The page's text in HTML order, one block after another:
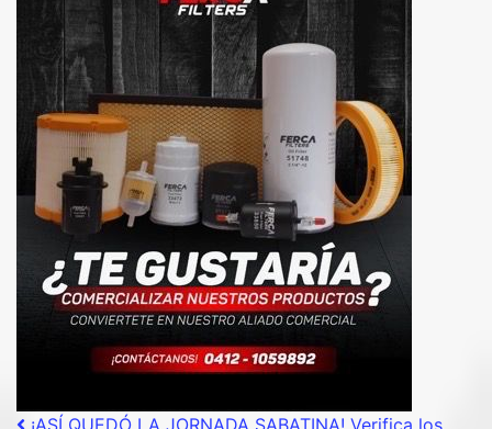
¡ASÍ QUEDÓ LA JORNADA SABATINA! Verifica los